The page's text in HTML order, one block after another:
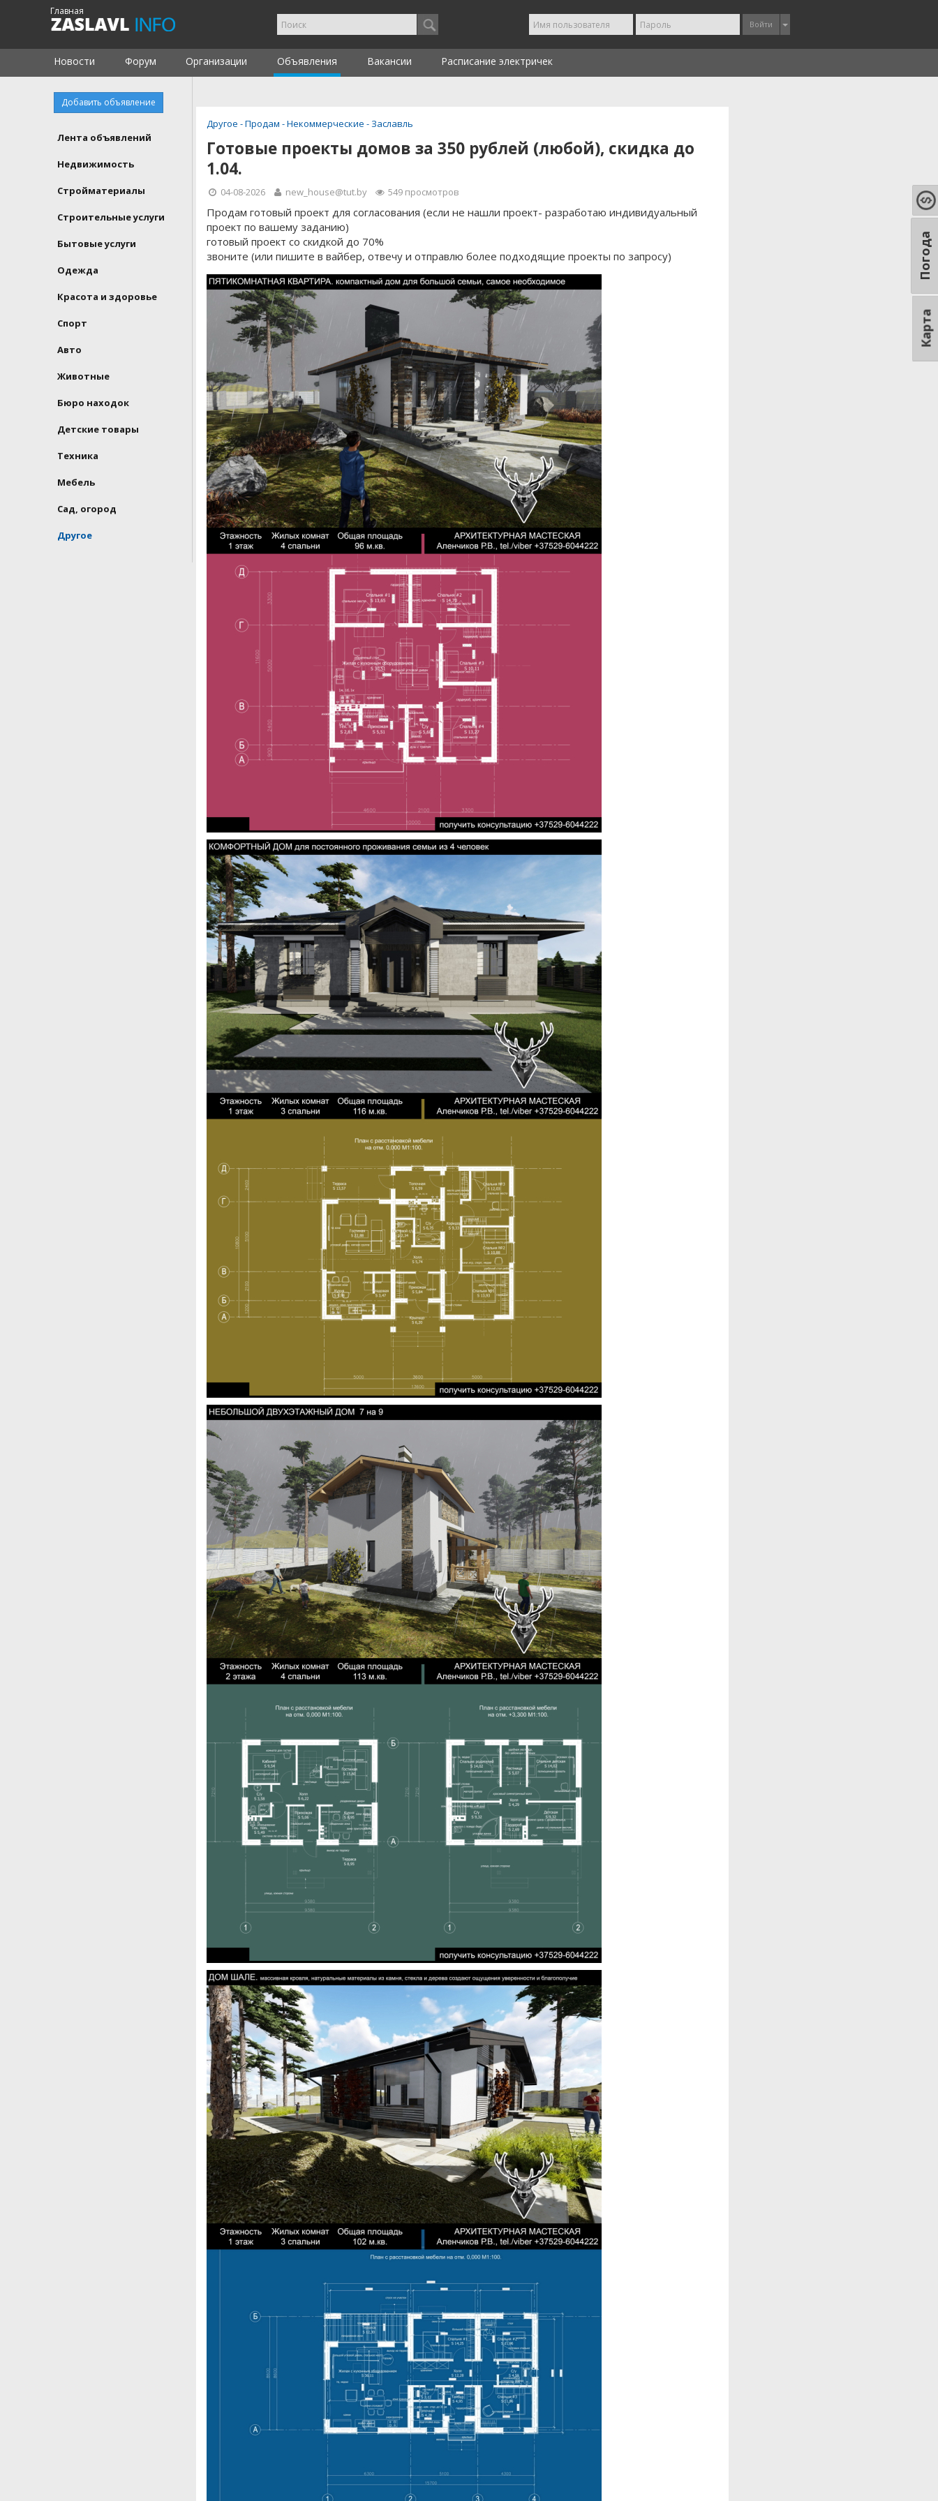
Главная
Войти
Новости Форум Организации Объявления Вакансии Расписание электричек
Добавить объявление
Лента объявлений
Недвижимость
Стройматериалы
Строительные услуги
Бытовые услуги
Одежда
Красота и здоровье
Спорт
Авто
Животные
Бюро находок
Детские товары
Техника
Мебель
Сад, огород
Другое
Другое - Продам -Некоммерческие - Заславль
Готовые проекты домов за 350 рублей (любой), скидка до
1.04.
04-08-2026 new_house@tut.by 549 просмотров
Продам готовый проект для согласования (если не нашли проект- разработаю индивидуальный
проект по вашему заданию)
готовый проект со скидкой до 70%
звоните (или пишите в вайбер, отвечу и отправлю более подходящие проекты по запросу)
Карта
Погода